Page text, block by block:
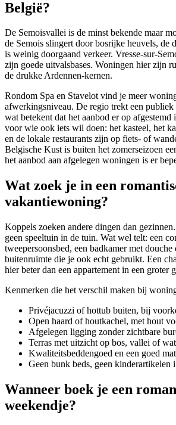
België?
De Semoisvallei is de minst bekende maar
de Semois slingert door bosrijke heuvels, de
is weinig doorgaand verkeer. Vresse-sur-
zijn goede uitvalsbases. Woningen hier zijn
de drukke Ardennen-kernen.
Rondom Spa en Stavelot vind je meer
afwerkingsniveau. De regio trekt een
wat betekent dat het aanbod er op
voor wie ook iets wil doen: het kasteel, het
en de lokale restaurants zijn op fiets- of
Belgische Kust is buiten het zomerseizoen
het aanbod aan afgelegen woningen is er
Wat zoek je in een
vakantiewoning?
Koppels zoeken andere dingen dan
geen speeltuin in de tuin. Wat wel telt: een
tweepersoonsbed, een badkamer met
buitenruimte die je ook echt gebruikt. Een
hier beter dan een appartement in een groter
Kenmerken die het verschil maken bij
Privéjacuzzi of hottub buiten, bij
Open haard of houtkachel, met hout
Afgelegen ligging zonder zichtbare
Terras met uitzicht op bos, vallei of
Kwaliteitsbeddengoed en een goed
Geen bunk beds, geen kinderartikelen
Wanneer boek je een
weekendje?